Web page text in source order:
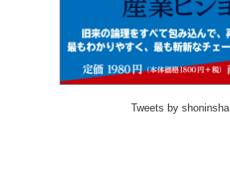
Tweets by shoninsha